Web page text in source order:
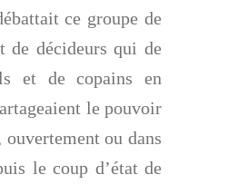
ce groupe de
de décideurs qui de
et de copains en
le pouvoir
ouvertement ou dans
le coup d’état de